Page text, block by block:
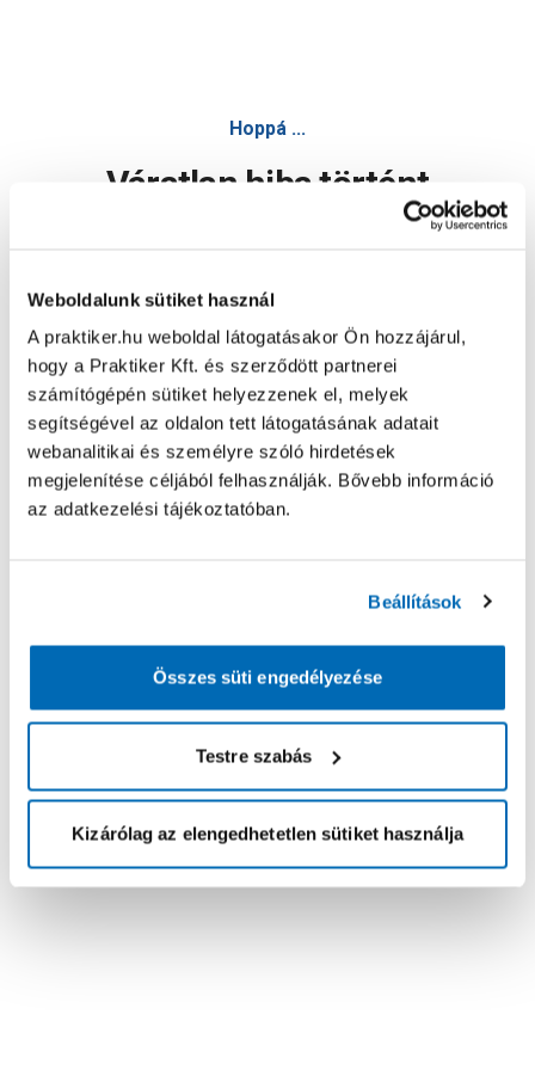
Weboldalunk sütiket használ
A praktiker.hu weboldal látogatásakor Ön hozzájárul,
hogy a Praktiker Kft. és szerződött partnerei
számítógépén sütiket helyezzenek el, melyek
segítségével az oldalon tett látogatásának adatait
webanalitikai és személyre szóló hirdetések
megjelenítése céljából felhasználják. Bővebb információ
az adatkezelési tájékoztatóban.
Beállítások
Összes süti engedélyezése
Testre szabás
Kizárólag az elengedhetetlen sütiket használja
Hoppá ...
Váratlan hiba történt
Oldal újratöltése